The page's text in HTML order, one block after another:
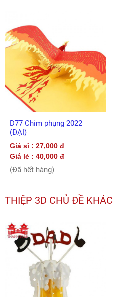
D77 Chim phụng 2022
(ĐẠI)
Giá sỉ : 27,000 đ
Giá lẻ : 40,000 đ
(Đã hết hàng)
THIỆP 3D CHỦ ĐỀ KHÁC